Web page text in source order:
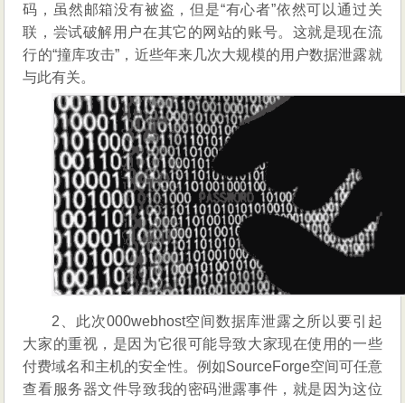
码，虽然邮箱没有被盗，但是“有心者”依然可以通过关
联，尝试破解用户在其它的网站的账号。这就是现在流
行的“撞库攻击”，近些年来几次大规模的用户数据泄露就
与此有关。
2、此次000webhost空间数据库泄露之所以要引起
大家的重视，是因为它很可能导致大家现在使用的一些
付费域名和主机的安全性。例如SourceForge空间可任意
查看服务器文件导致我的密码泄露事件，就是因为这位